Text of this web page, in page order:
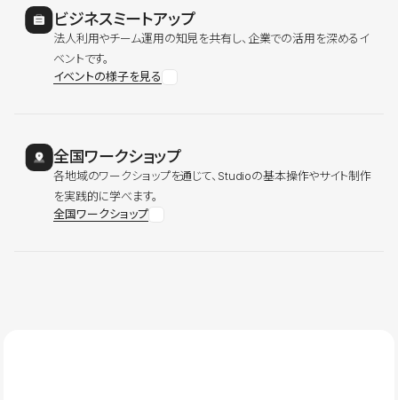
ビジネスミートアップ
法人利用やチーム運用の知見を共有し、企業での活用を深めるイ
ベントです。
イベントの様子を見る
全国ワークショップ
各地域のワークショップを通じて、Studioの基本操作やサイト制作
を実践的に学べます。
全国ワークショップ